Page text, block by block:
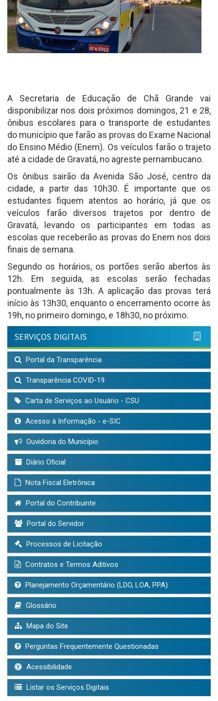
A Secretaria de Educação de Chã Grande vai
disponibilizar nos dois próximos domingos, 21 e 28,
ônibus escolares para o transporte de estudantes
do município que farão as provas do Exame Nacional
do Ensino Médio (Enem). Os veículos farão o trajeto
até a cidade de Gravatá, no agreste pernambucano.
Os ônibus sairão da Avenida São José, centro da
cidade, a partir das 10h30. É importante que os
estudantes fiquem atentos ao horário, já que os
veículos farão diversos trajetos por dentro de
Gravatá, levando os participantes em todas as
escolas que receberão as provas do Enem nos dois
finais de semana.
Segundo os horários, os portões serão abertos às
12h. Em seguida, as escolas serão fechadas
pontualmente às 13h. A aplicação das provas terá
início às 13h30, enquanto o encerramento ocorre às
19h, no primeiro domingo, e 18h30, no próximo.
SERVIÇOS DIGITAIS
Portal da Transparência
Transparência COVID-19
Carta de Serviços ao Usuário - CSU
Acesso à Informação - e-SIC
Ouvidoria do Município
Diário Oficial
Nota Fiscal Eletrônica
Portal do Contribuinte
Portal do Servidor
Processos de Licitação
Contratos e Termos Aditivos
Planejamento Orçamentário (LDO, LOA, PPA)
Glossário
Mapa do Site
Perguntas Frequentemente Questionadas
Acessibilidade
Listar os Serviços Digitais